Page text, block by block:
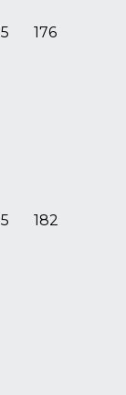
176
182